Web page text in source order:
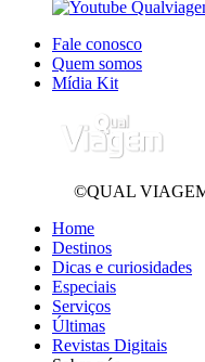
Fale conosco
Quem somos
Mídia Kit
©QUAL
Home
Destinos
Dicas e curiosidades
Especiais
Serviços
Últimas
Revistas Digitais